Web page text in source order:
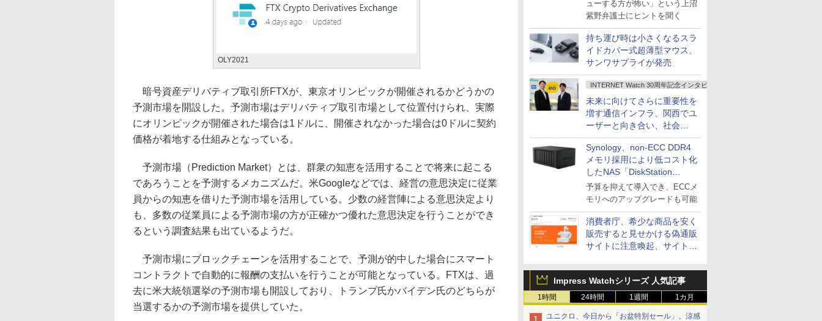
ューする方が怖い」という上沼
紫野弁護士にヒントを聞く
持ち運び時は小さくなるスラ
イドカバー式超薄型マウス、
サンワサプライが発売
INTERNET Watch 30周年記念インタビュー
未来に向けてさらに重要性を
増す通信インフラ、関西でユ
ーザーと向き合い、社会
の“あたらしい”を起動し続け
る～オプテージ
Synology、non-ECC DDR4
メモリ採用により低コスト化
したNAS「DiskStation
neo+」シリーズ
予算を抑えて導入でき、ECCメ
モリへのアップグレードも可能
消費者庁、希少な商品を安く
販売すると見せかける偽通販
サイトに注意喚起、サイト名
Impress Watchシリーズ 人気記事
1時間 24時間 1週間 1カ月
ユニクロ、今日から「お盆特別セール」。涼感
OLY2021
暗号資産デリバティブ取引所FTXが、東京オリンピックが開催されるかどうかの
予測市場を開設した。予測市場はデリバティブ取引市場として位置付けられ、実際
にオリンピックが開催された場合は1ドルに、開催されなかった場合は0ドルに契約
価格が着地する仕組みとなっている。
予測市場（Prediction Market）とは、群衆の知恵を活用することで将来に起こる
であろうことを予測するメカニズムだ。米Googleなどでは、経営の意思決定に従業
員からの知恵を借りた予測市場を活用している。少数の経営陣による意思決定より
も、多数の従業員による予測市場の方が正確かつ優れた意思決定を行うことができ
るという調査結果も出ているようだ。
予測市場にブロックチェーンを活用することで、予測が的中した場合にスマート
コントラクトで自動的に報酬の支払いを行うことが可能となっている。FTXは、過
去に米大統領選挙の予測市場も開設しており、トランプ氏かバイデン氏のどちらが
当選するかの予測市場を提供していた。